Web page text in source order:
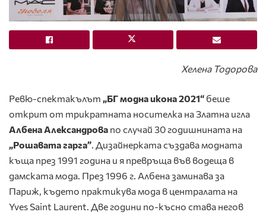
Хелена Тодорова
Ревю-спектакълът „БГ модна икона 2021“ беше
открит от трикратната носителка на Златна игла
Албена Александрова по случай 30 годишнината на
„Рошавата гарга”. Дизайнерката създава моднaта
къща през 1991 година и я превръща във водеща в
дамската мода. През 1996 г. Албена заминава за
Париж, където практикува мода в централата на
Yves Saint Laurent. Две години по-късно става негов